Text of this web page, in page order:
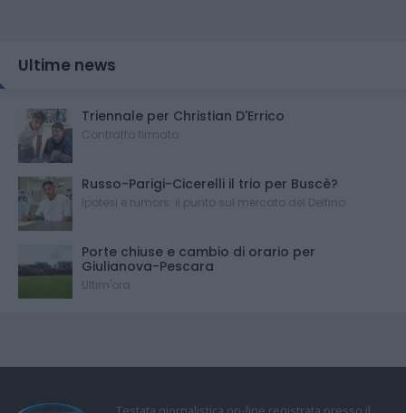
Ultime news
Triennale per Christian D'Errico
Contratto firmato
Russo-Parigi-Cicerelli il trio per Buscè?
Ipotesi e rumors: il punto sul mercato del Delfino
Porte chiuse e cambio di orario per
Giulianova-Pescara
Ultim'ora